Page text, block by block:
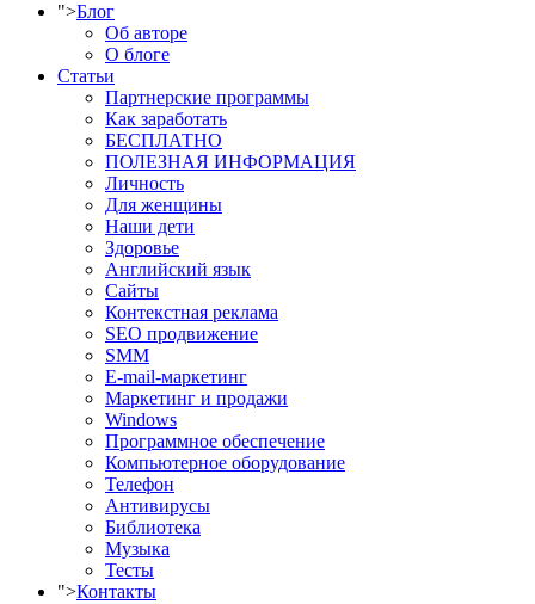
">Блог
Об авторе
О блоге
Статьи
Партнерские программы
Как заработать
БЕСПЛАТНО
ПОЛЕЗНАЯ ИНФОРМАЦИЯ
Личность
Для женщины
Наши дети
Здоровье
Английский язык
Сайты
Контекстная реклама
SEO продвижение
SMM
E-mail-маркетинг
Маркетинг и продажи
Windows
Программное обеспечение
Компьютерное оборудование
Телефон
Антивирусы
Библиотека
Музыка
Тесты
">Контакты